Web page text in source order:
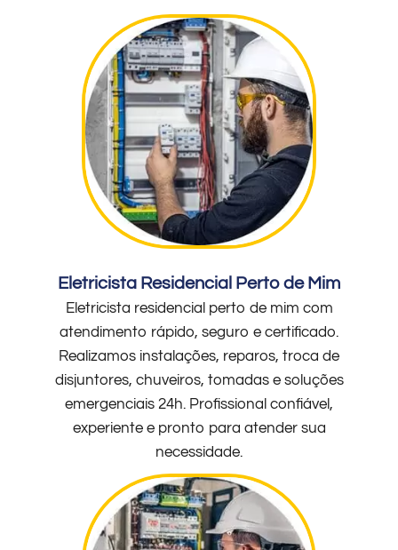
Eletricista Residencial Perto de Mim
Eletricista residencial perto de mim com
atendimento rápido, seguro e certificado.
Realizamos instalações, reparos, troca de
disjuntores, chuveiros, tomadas e soluções
emergenciais 24h. Profissional confiável,
experiente e pronto para atender sua
necessidade.